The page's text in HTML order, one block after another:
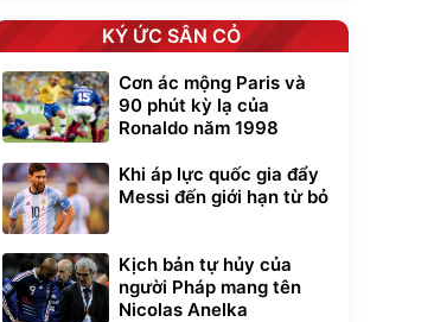
KÝ ỨC SÂN CỎ
Cơn ác mộng Paris và
90 phút kỳ lạ của
Ronaldo năm 1998
Khi áp lực quốc gia đẩy
Messi đến giới hạn từ bỏ
Kịch bản tự hủy của
người Pháp mang tên
Nicolas Anelka